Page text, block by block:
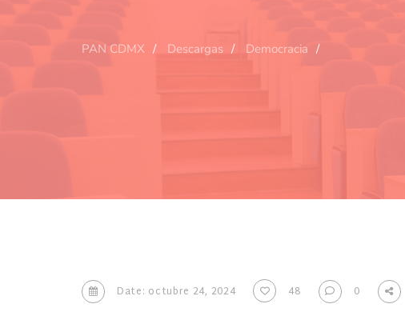
PAN CDMX Descargas Democracia
Date: octubre 24, 2024 48 0